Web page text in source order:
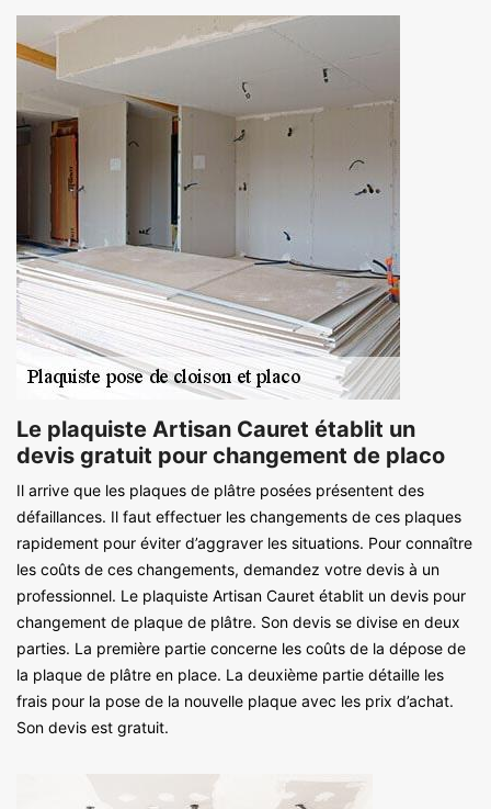
Le plaquiste Artisan Cauret établit un
devis gratuit pour changement de placo
Il arrive que les plaques de plâtre posées présentent des
défaillances. Il faut effectuer les changements de ces plaques
rapidement pour éviter d’aggraver les situations. Pour connaître
les coûts de ces changements, demandez votre devis à un
professionnel. Le plaquiste Artisan Cauret établit un devis pour
changement de plaque de plâtre. Son devis se divise en deux
parties. La première partie concerne les coûts de la dépose de
la plaque de plâtre en place. La deuxième partie détaille les
frais pour la pose de la nouvelle plaque avec les prix d’achat.
Son devis est gratuit.